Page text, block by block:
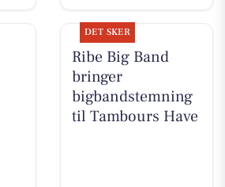
DET SKER
Ribe Big Band
bringer
bigbandstemning
til Tambours Have